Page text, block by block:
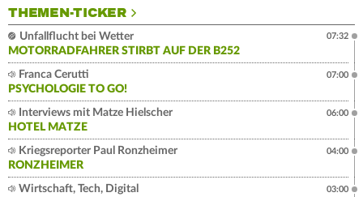
THEMEN-TICKER
Unfallflucht bei Wetter
MOTORRADFAHRER STIRBT AUF DER B252
07:32
Franca Cerutti
PSYCHOLOGIE TO GO!
07:00
Interviews mit Matze Hielscher
HOTEL MATZE
06:00
Kriegsreporter Paul Ronzheimer
RONZHEIMER
04:00
Wirtschaft, Tech, Digital
03:00